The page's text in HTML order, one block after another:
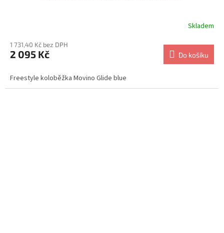
Skladem
1 731,40 Kč bez DPH
2 095 Kč Do košíku
Freestyle koloběžka Movino Glide blue